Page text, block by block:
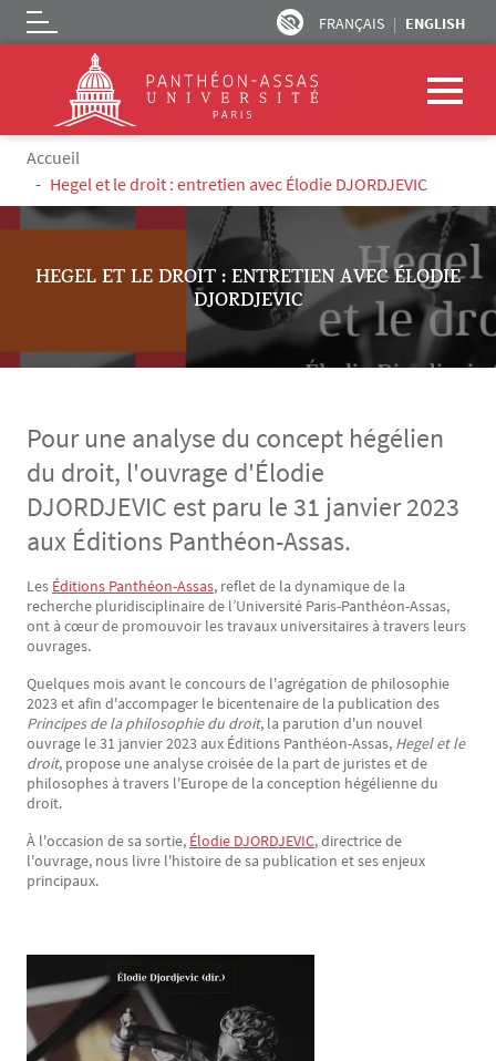
Skip to main content
FRANÇAIS ENGLISH
Logo
Breadcrumb
Accueil
Hegel et le droit : entretien avec Élodie DJORDJEVIC
HEGEL ET LE DROIT : ENTRETIEN AVEC ÉLODIE
DJORDJEVIC
Pour une analyse du concept hégélien
du droit, l'ouvrage d'Élodie
DJORDJEVIC est paru le 31 janvier 2023
aux Éditions Panthéon-Assas.
Texte
Les Éditions Panthéon-Assas, reflet de la dynamique de la
recherche pluridisciplinaire de l’Université Paris-Panthéon-Assas,
ont à cœur de promouvoir les travaux universitaires à travers leurs
ouvrages.
Quelques mois avant le concours de l'agrégation de philosophie
2023 et afin d'accompager le bicentenaire de la publication des
Principes de la philosophie du droit, la parution d'un nouvel
ouvrage le 31 janvier 2023 aux Éditions Panthéon-Assas, Hegel et le
droit, propose une analyse croisée de la part de juristes et de
philosophes à travers l'Europe de la conception hégélienne du
droit.
À l'occasion de sa sortie, Élodie DJORDJEVIC, directrice de
l'ouvrage, nous livre l'histoire de sa publication et ses enjeux
principaux.